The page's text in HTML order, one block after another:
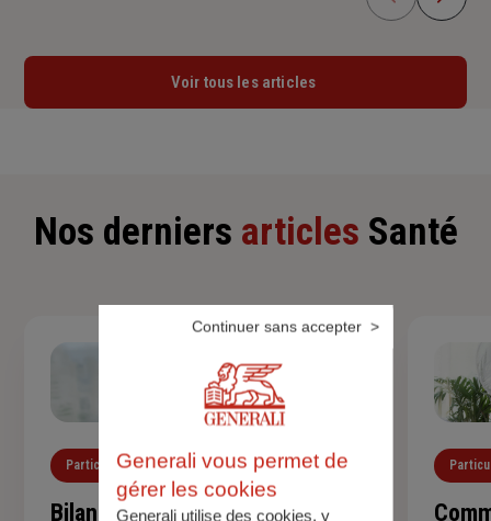
Voir tous les articles
Nos derniers articles Santé
Particuliers Santé
Bilan de santé de l'enfant :
Generali vous permet de
gérer les cookies
Generali utilise des cookies, y
Continuer sans accepter